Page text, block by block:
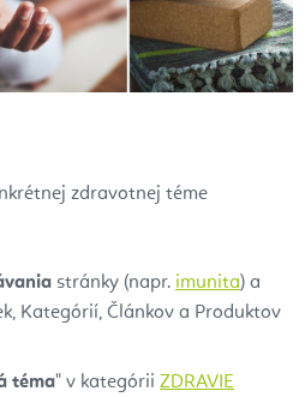
zdravotnej téme
stránky (napr. imunita) a
Kategórií, Článkov a Produktov
téma" v kategórii ZDRAVIE